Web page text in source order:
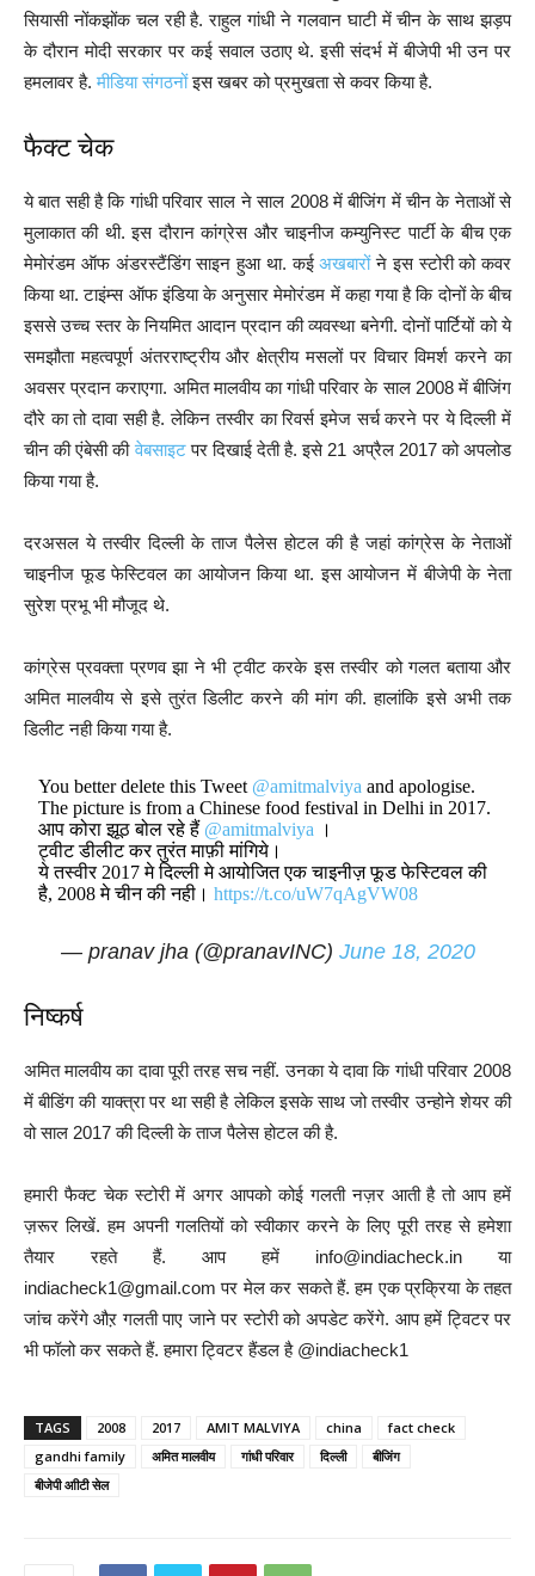
सियासी नोंकझोंक चल रही है. राहुल गांधी ने गलवान घाटी में चीन के साथ झड़प
के दौरान मोदी सरकार पर कई सवाल उठाए थे. इसी संदर्भ में बीजेपी भी उन पर
हमलावर है.मीडिया संगठनोंइस खबर को प्रमुखता से कवर किया है.
फैक्ट चेक
ये बात सही है कि गांधी परिवार साल ने साल 2008 में बीजिंग में चीन के नेताओं से
मुलाकात की थी. इस दौरान कांग्रेस और चाइनीज कम्युनिस्ट पार्टी के बीच एक
मेमोरंडम ऑफ अंडरस्टैंडिंग साइन हुआ था. कईअखबारोंने इस स्टोरी को कवर
किया था. टाइंम्स ऑफ इंडिया के अनुसार मेमोरंडम में कहा गया है कि दोनों के बीच
इससे उच्च स्तर के नियमित आदान प्रदान की व्यवस्था बनेगी. दोनों पार्टियों को ये
समझौता महत्वपूर्ण अंतरराष्ट्रीय और क्षेत्रीय मसलों पर विचार विमर्श करने का
अवसर प्रदान कराएगा. अमित मालवीय का गांधी परिवार के साल 2008 में बीजिंग
दौरे का तो दावा सही है. लेकिन तस्वीर का रिवर्स इमेज सर्च करने पर ये दिल्ली में
चीन की एंबेसी कीवेबसाइटपर दिखाई देती है. इसे 21 अप्रैल 2017 को अपलोड
किया गया है.
दरअसल ये तस्वीर दिल्ली के ताज पैलेस होटल की है जहां कांग्रेस के नेताओं
चाइनीज फूड फेस्टिवल का आयोजन किया था. इस आयोजन में बीजेपी के नेता
सुरेश प्रभू भी मौजूद थे.
कांग्रेस प्रवक्ता प्रणव झा ने भी ट्वीट करके इस तस्वीर को गलत बताया और
अमित मालवीय से इसे तुरंत डिलीट करने की मांग की. हालांकि इसे अभी तक
डिलीट नही किया गया है.
You better delete this Tweet @amitmalviya and apologise.
The picture is from a Chinese food festival in Delhi in 2017.
आप कोरा झूठ बोल रहे हैं @amitmalviya ।
ट्वीट डीलीट कर तुरंत माफ़ी मांगिये।
ये तस्वीर 2017 मे दिल्ली मे आयोजित एक चाइनीज़ फूड फेस्टिवल की
है, 2008 मे चीन की नही।https://t.co/uW7qAgVW08
— pranav jha (@pranavINC) June 18, 2020
निष्कर्ष
अमित मालवीय का दावा पूरी तरह सच नहीं. उनका ये दावा कि गांधी परिवार 2008
में बीडिंग की याक्त्रा पर था सही है लेकिल इसके साथ जो तस्वीर उन्होने शेयर की
वो साल 2017 की दिल्ली के ताज पैलेस होटल की है.
हमारी फैक्ट चेक स्टोरी में अगर आपको कोई गलती नज़र आती है तो आप हमें
ज़रूर लिखें. हम अपनी गलतियों को स्वीकार करने के लिए पूरी तरह से हमेशा
तैयार रहते हैं. आप हमें info@indiacheck.in या
indiacheck1@gmail.com पर मेल कर सकते हैं. हम एक प्रक्रिया के तहत
जांच करेंगे औऱ गलती पाए जाने पर स्टोरी को अपडेट करेंगे. आप हमें ट्विटर पर
भी फॉलो कर सकते हैं. हमारा ट्विटर हैंडल है @indiacheck1
TAGS 2008 2017 AMIT MALVIYA china
fact check
gandhi family
अमित मालवीय गांधी परिवार दिल्ली
बीजिंग
बीजेपी आीटी सेल